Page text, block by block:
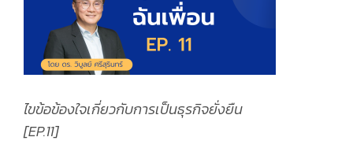
ไขข้อข้องใจเกี่ยวกับการเป็นธุรกิจยั่งยืน
[EP.11]